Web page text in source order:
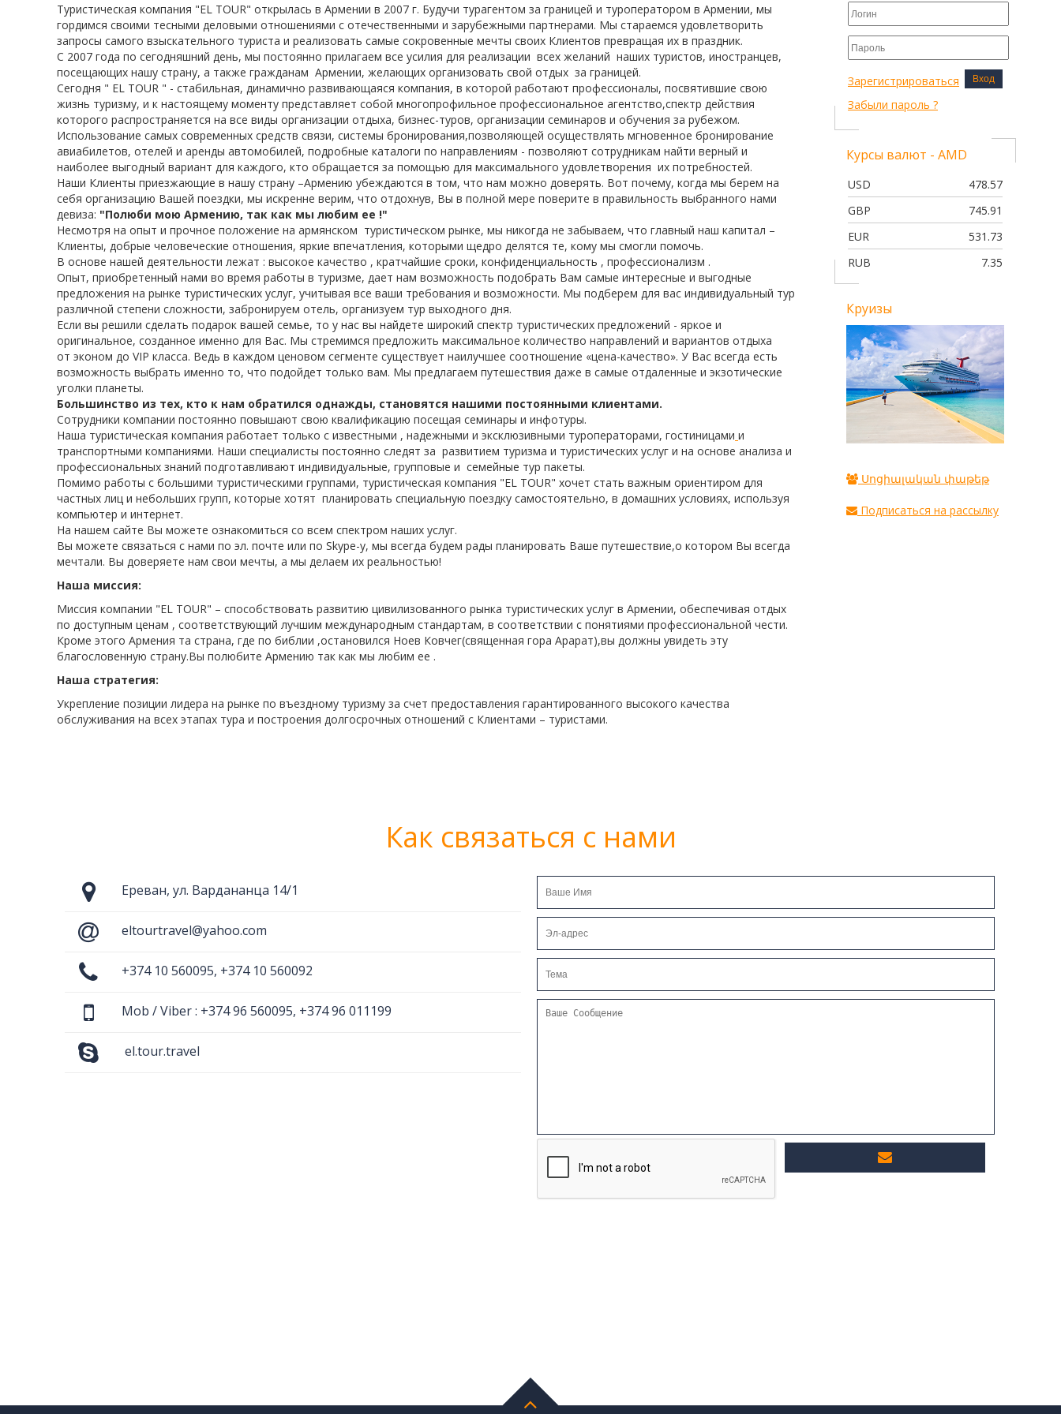
Санаторий Джермук Ашхар 8 дней
Винный Тур - 4 дня
Школьные каникулы в Армении -
5 дней
Школьные каникулы в Армении -
7 дней
ПЕКИН! НАСЛЕДИЕ ПОДНЕБЕСНОЙ
Туристическая компания "EL TOUR" открылась в Армении в 2007 г. Будучи турагентом за границей и туроператором в Армении, мы
гордимся своими тесными деловыми отношениями с отечественными и зарубежными партнерами. Мы стараемся удовлетворить
запросы самого взыскательного туриста и реализовать самые сокровенные мечты своих Клиентов превращая их в праздник.
С 2007 года по сегодняшний день, мы постоянно прилагаем все усилия для реализации всех желаний наших туристов, иностранцев,
посещающих нашу страну, а также гражданам Армении, желающих организовать свой отдых за границей.
Сегодня " EL TOUR " - стабильная, динамично развивающаяся компания, в которой работают профессионалы, посвятившие свою
жизнь туризму, и к настоящему моменту представляет собой многопрофильное профессиональное агентство,спектр действия
которого распространяется на все виды организации отдыха, бизнес-туров, организации семинаров и обучения за рубежом.
Использование самых современных средств связи, системы бронирования,позволяющей осуществлять мгновенное бронирование
авиабилетов, отелей и аренды автомобилей, подробные каталоги по направлениям - позволяют сотрудникам найти верный и
наиболее выгодный вариант для каждого, кто обращается за помощью для максимального удовлетворения их потребностей.
Наши Клиенты приезжающие в нашу страну –Армению убеждаются в том, что нам можно доверять. Вот почему, когда мы берем на
себя организацию Вашей поездки, мы искренне верим, что отдохнув, Вы в полной мере поверите в правильность выбранного нами
девиза: "Полюби мою Армению, так как мы любим ее !"
Несмотря на опыт и прочное положение на армянском туристическом рынке, мы никогда не забываем, что главный наш капитал –
Клиенты, добрые человеческие отношения, яркие впечатления, которыми щедро делятся те, кому мы смогли помочь.
В основе нашей деятельности лежат : высокое качество , кратчайшие сроки, конфиденциальность , профессионализм .
Опыт, приобретенный нами во время работы в туризме, дает нам возможность подобрать Вам самые интересные и выгодные
предложения на рынке туристических услуг, учитывая все ваши требования и возможности. Мы подберем для вас индивидуальный тур
различной степени сложности, забронируем отель, организуем тур выходного дня.
Если вы решили сделать подарок вашей семье, то у нас вы найдете широкий спектр туристических предложений - яркое и
оригинальное, созданное именно для Вас. Мы стремимся предложить максимальное количество направлений и вариантов отдыха
от эконом до VIP класса. Ведь в каждом ценовом сегменте существует наилучшее соотношение «цена-качество». У Вас всегда есть
возможность выбрать именно то, что подойдет только вам. Мы предлагаем путешествия даже в самые отдаленные и экзотические
уголки планеты.
Большинство из тех, кто к нам обратился однажды, становятся нашими постоянными клиентами.
Сотрудники компании постоянно повышают свою квалификацию посещая семинары и инфотуры.
Наша туристическая компания работает только с известными , надежными и эксклюзивными туроператорами, гостиницами и
транспортными компаниями. Наши специалисты постоянно следят за развитием туризма и туристических услуг и на основе анализа и
профессиональных знаний подготавливают индивидуальные, групповые и семейные тур пакеты.
Помимо работы с большими туристическими группами, туристическая компания "EL TOUR" хочет стать важным ориентиром для
частных лиц и небольших групп, которые хотят планировать специальную поездку самостоятельно, в домашних условиях, используя
компьютер и интернет.
На нашем сайте Вы можете ознакомиться со всем спектром наших услуг.
Вы можете связаться с нами по эл. почте или по Skype-у, мы всегда будем рады планировать Ваше путешествие,о котором Вы всегда
мечтали. Вы доверяете нам свои мечты, а мы делаем их реальностью!
Наша миссия:
Миссия компании "EL TOUR" – способствовать развитию цивилизованного рынка туристических услуг в Армении, обеспечивая отдых
по доступным ценам , соответствующий лучшим международным стандартам, в соответствии с понятиями профессиональной чести.
Кроме этого Армения та страна, где по библии ,остановился Ноев Ковчег(священная гора Арарат),вы должны увидеть эту
благословенную страну.Вы полюбите Армению так как мы любим ее .
Наша стратегия:
Укрепление позиции лидера на рынке по въездному туризму за счет предоставления гарантированного высокого качества
обслуживания на всех этапах тура и построения долгосрочных отношений с Клиентами – туристами.
Вход
Зарегистрироваться
Забыли пароль ?
Курсы валют - AMD
USD
478.57
GBP
745.91
EUR
531.73
RUB
7.35
Круизы
Սոցիալական փաթեթ
Подписаться на рассылку
Как связаться с нами
Ереван, ул. Вардананца 14/1
eltourtravel@yahoo.com
+374 10 560095, +374 10 560092
Mob / Viber : +374 96 560095, +374 96 011199
el.tour.travel